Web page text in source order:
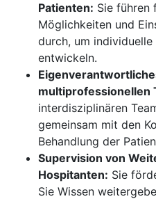
Patienten: Sie führen
Möglichkeiten und
durch, um individuelle
entwickeln.
multiprofessionellen
interdisziplinären
gemeinsam mit den
Behandlung der
Supervision von
Hospitanten: Sie
Sie Wissen